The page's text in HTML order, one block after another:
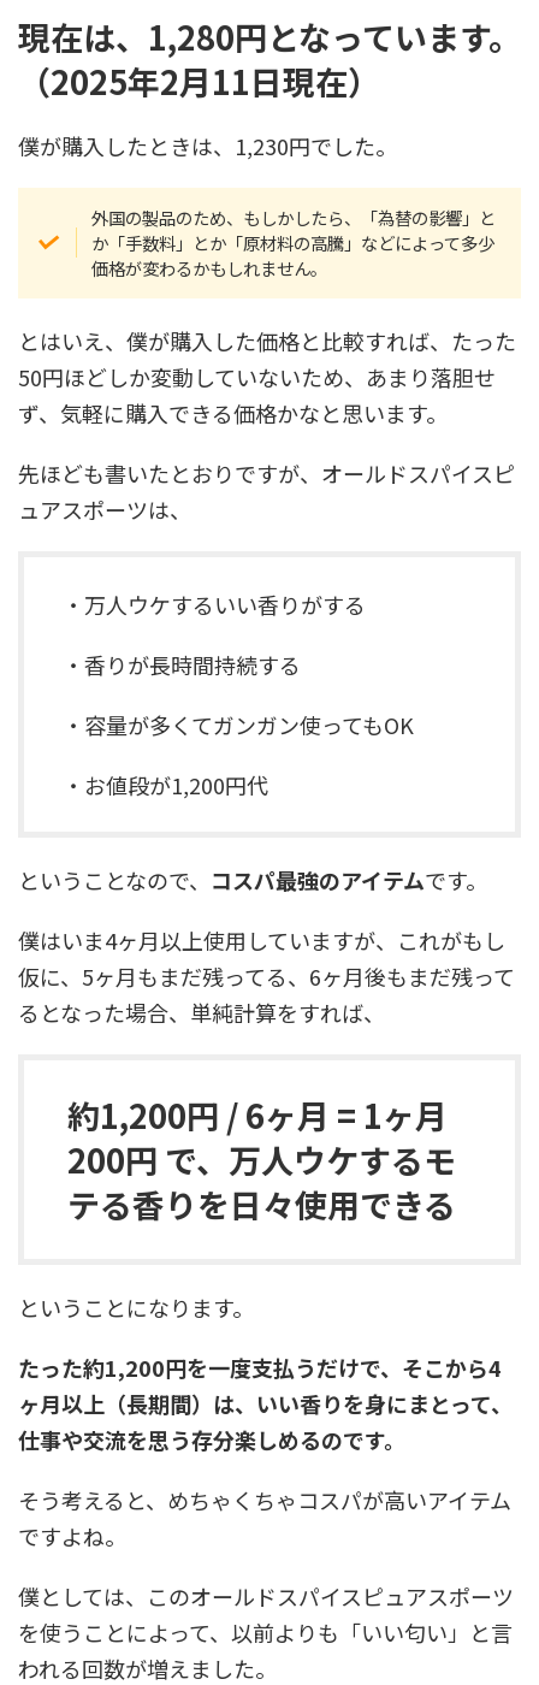
現在は、1,280円となっています。
（2025年2月11日現在）
僕が購入したときは、1,230円でした。
外国の製品のため、もしかしたら、「為替の影響」と
か「手数料」とか「原材料の高騰」などによって多少
価格が変わるかもしれません。
とはいえ、僕が購入した価格と比較すれば、たった
50円ほどしか変動していないため、あまり落胆せ
ず、気軽に購入できる価格かなと思います。
先ほども書いたとおりですが、オールドスパイスピ
ュアスポーツは、
・万人ウケするいい香りがする
・香りが長時間持続する
・容量が多くてガンガン使ってもOK
・お値段が1,200円代
ということなので、 コスパ最強のアイテムです。
僕はいま4ヶ月以上使用していますが、これがもし
仮に、5ヶ月もまだ残ってる、6ヶ月後もまだ残って
るとなった場合、単純計算をすれば、
約1,200円 / 6ヶ月 = 1ヶ月
200円 で、万人ウケするモ
テる香りを日々使用できる
ということになります。
たった約1,200円を一度支払うだけで、そこから4
ヶ月以上（長期間）は、いい香りを身にまとって、
仕事や交流を思う存分楽しめるのです。
そう考えると、めちゃくちゃコスパが高いアイテム
ですよね。
僕としては、このオールドスパイスピュアスポーツ
を使うことによって、以前よりも「いい匂い」と言
われる回数が増えました。